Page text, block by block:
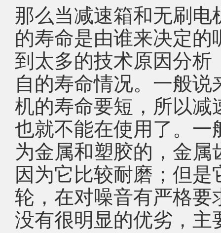
那么当减速箱和无刷
的寿命是由谁来决定
到太多的技术原因分
自的寿命情况。一般
机的寿命要短，所以
也就不能在使用了。
为金属和塑胶的，金
因为它比较耐磨；但
轮，在对噪音有严格
没有很明显的优劣，